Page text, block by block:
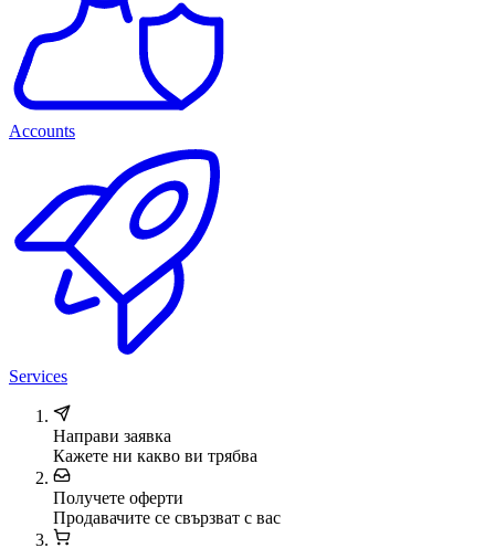
Accounts
Services
Направи заявка
Кажете ни какво ви трябва
Получете оферти
Продавачите се свързват с вас